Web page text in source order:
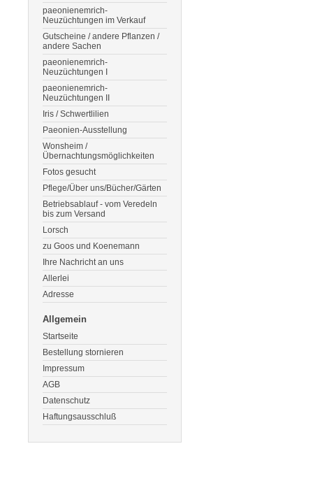
paeonienemrich-
Neuzüchtungen im Verkauf
Gutscheine / andere Pflanzen /
andere Sachen
paeonienemrich-
Neuzüchtungen I
paeonienemrich-
Neuzüchtungen II
Iris / Schwertlilien
Paeonien-Ausstellung
Wonsheim /
Übernachtungsmöglichkeiten
Fotos gesucht
Pflege/Über uns/Bücher/Gärten
Betriebsablauf - vom Veredeln
bis zum Versand
Lorsch
zu Goos und Koenemann
Ihre Nachricht an uns
Allerlei
Adresse
Allgemein
Startseite
Bestellung stornieren
Impressum
AGB
Datenschutz
Haftungsausschluß